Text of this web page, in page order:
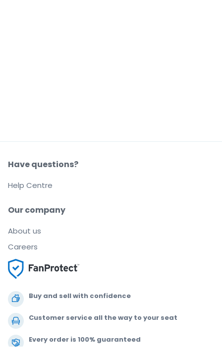
Buy and sell with confidence
Customer service all the way to your seat
Every order is 100% guaranteed
Our company
About us
Careers
Have questions?
Help Centre